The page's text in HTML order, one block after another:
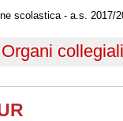
scolastica - a.s. 2017/
Organi collegiali